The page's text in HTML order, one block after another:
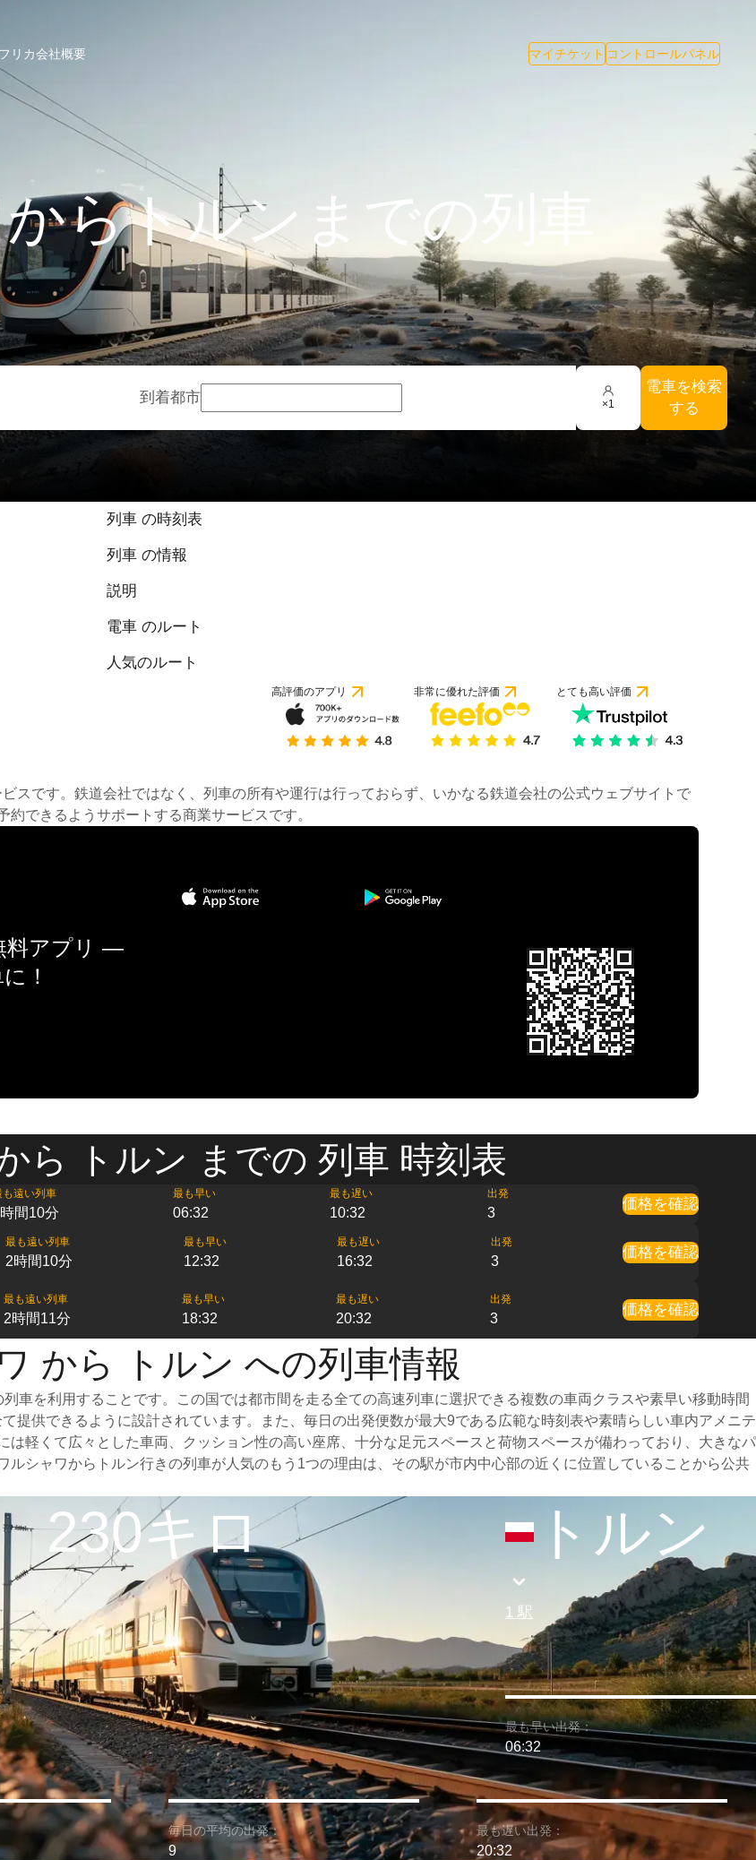
リカ会社概要 マイチケット コントロールパネル
らトルンまでの列車
到着都市 ×1
電車を検索
する
列車 の時刻表
列車 の情報
説明
電車 のルート
人気のルート
高評価のアプリ 非常に優れた評価 とても高い評価
スです。鉄道会社ではなく、列車の所有や運行は行っておらず、いかなる鉄道会社の公式ウェブサイトで
できるようサポートする商業サービスです。
料アプリ —
！
ら トルン までの 列車 時刻表
も遠い列車
間10分
最も早い
06:32
最も遅い
10:32
出発
3
価格を確認
最も遠い列車
2時間10分
最も早い
12:32
最も遅い
16:32
出発
3
価格を確認
最も遠い列車
2時間11分
最も早い
18:32
最も遅い
20:32
出発
3
価格を確認
から トルン への列車情報
車を利用することです。この国では都市間を走る全ての高速列車に選択できる複数の車両クラスや素早い移動時間
提供できるように設計されています。また、毎日の出発便数が最大9である広範な時刻表や素晴らしい車内アメニテ
軽くて広々とした車両、クッション性の高い座席、十分な足元スペースと荷物スペースが備わっており、大きなパ
シャワからトルン行きの列車が人気のもう1つの理由は、その駅が市内中心部の近くに位置していることから公共
230キロ トルン
1 駅
最も早い出発：
06:32
毎日の平均の出発：
9
最も遅い出発：
20:32